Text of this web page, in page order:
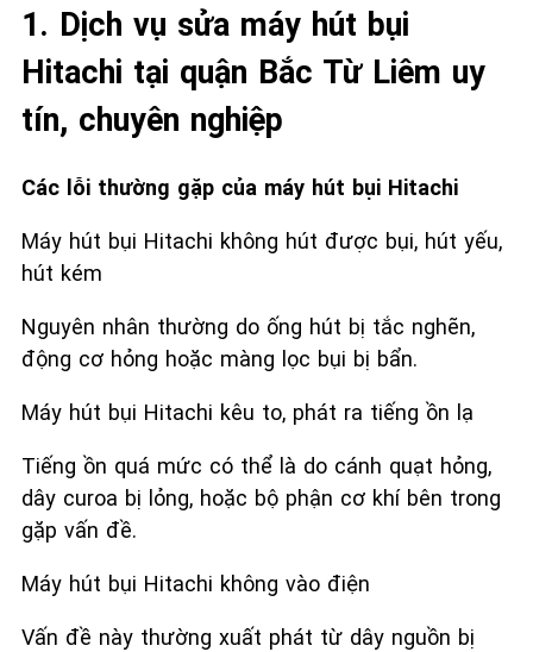
1. Dịch vụ sửa máy hút bụi
Hitachi tại quận Bắc Từ Liêm uy
tín, chuyên nghiệp
Các lỗi thường gặp của máy hút bụi Hitachi
Máy hút bụi Hitachi không hút được bụi, hút yếu,
hút kém
Nguyên nhân thường do ống hút bị tắc nghẽn,
động cơ hỏng hoặc màng lọc bụi bị bẩn.
Máy hút bụi Hitachi kêu to, phát ra tiếng ồn lạ
Tiếng ồn quá mức có thể là do cánh quạt hỏng,
dây curoa bị lỏng, hoặc bộ phận cơ khí bên trong
gặp vấn đề.
Máy hút bụi Hitachi không vào điện
Vấn đề này thường xuất phát từ dây nguồn bị